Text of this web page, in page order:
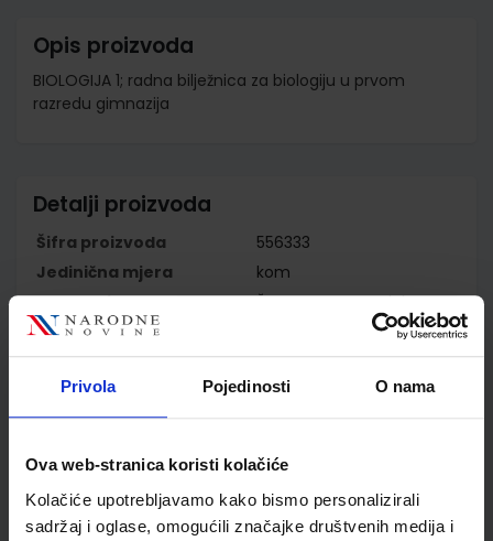
Privola Pojedinosti O nama
Ova web-stranica koristi kolačiće
Kolačiće upotrebljavamo kako bismo personalizirali
sadržaj i oglase, omogućili značajke društvenih medija i
Opis proizvoda
BIOLOGIJA 1; radna bilježnica za biologiju u prvom
razredu gimnazija
Detalji proizvoda
Šifra proizvoda
556333
Jedinična mjera
kom
Nakladnik
ŠKOLSKA KNJIGA d.d.
Autor
Damir Bendelja Žaklin
Lukša Martina Vidović
Školski razred
10 1.RAZRED SŠ
Vrsta školske knjige
Nastavni predmet
BIOLOGIJA
Reg br min
6166-DOM